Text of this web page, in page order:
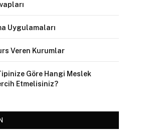
Uygulamaları
Veren Kurumlar
Göre Hangi Meslek
Etmelisiniz?